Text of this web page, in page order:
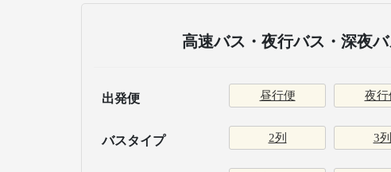
高速バス・夜行バス・深夜
出発便 昼行便 夜行
バスタイプ 2列 3列